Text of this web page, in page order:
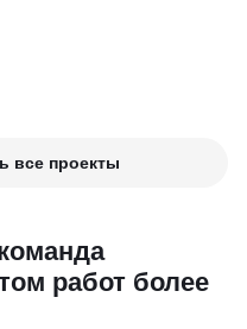
все проекты
работ более